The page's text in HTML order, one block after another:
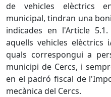
de vehicles elèctrics
municipal, tindran una
indicades en l'Article
aquells vehicles
quals correspongui a
municipi de Cercs, i
en el padró fiscal de
mecànica del Cercs.